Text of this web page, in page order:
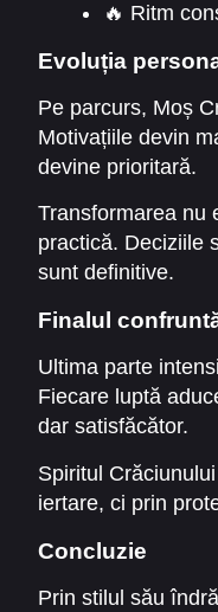
🔥 Ritm
Evoluția
Pe parcurs, Moș
Motivațiile devin
devine prioritară.
Transformarea nu
practică. Deciziile
sunt definitive.
Finalul
Ultima parte
Fiecare luptă
dar satisfăcător.
Spiritul
iertare, ci prin
Concluzie
Prin stilul său